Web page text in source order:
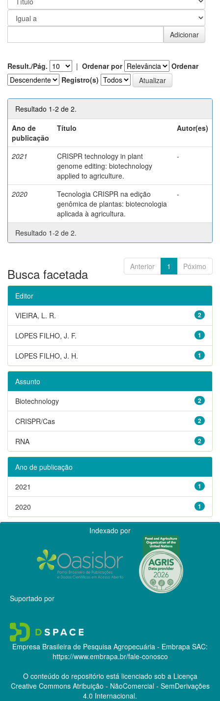
Result./Pág. | Ordenar por
Ordenar
Registro(s)
Resultado 1-2 de 2.
Ano de
publicação
Título Autor(es)
2021
CRISPR technology in plant
genome editing: biotechnology
applied to agriculture.
-
2020
Tecnologia CRISPR na edição
genômica de plantas: biotecnologia
aplicada à agricultura.
-
Resultado 1-2 de 2.
Anterior 1 Póximo
Busca facetada
Editor
2
VIEIRA, L. R.
1
LOPES FILHO, J. F.
1
LOPES FILHO, J. H.
Assunto
2
Biotechnology
2
CRISPR/Cas
2
RNA
Ano de publicação
1
2021
1
2020
Indexado por
Suportado por
Empresa Brasileira de Pesquisa Agropecuária - Embrapa SAC:
https://www.embrapa.br/fale-conosco
O conteúdo do repositório está licenciado sob a Licença
Creative CommonsAtribuição - NãoComercial - SemDerivações
4.0 Internacional.